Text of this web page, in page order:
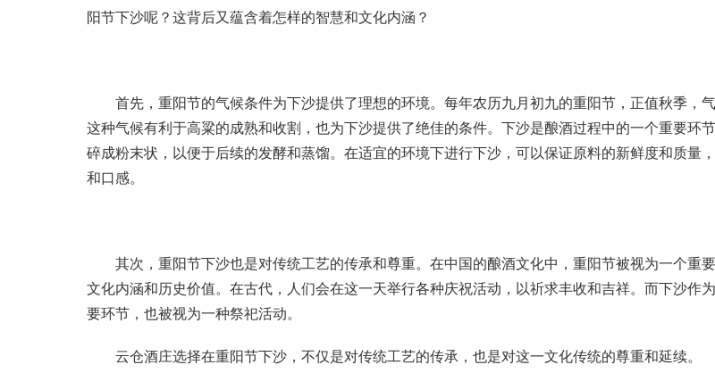
阳节下沙呢？这背后又蕴含着怎样的智慧和文化内涵？
首先，重阳节的气候条件为下沙提供了理想的环境。每年农历九月初九的重阳节，正值秋季，气
这种气候有利于高粱的成熟和收割，也为下沙提供了绝佳的条件。下沙是酿酒过程中的一个重要环
碎成粉末状，以便于后续的发酵和蒸馏。在适宜的环境下进行下沙，可以保证原料的新鲜度和质量
和口感。
其次，重阳节下沙也是对传统工艺的传承和尊重。在中国的酿酒文化中，重阳节被视为一个重
文化内涵和历史价值。在古代，人们会在这一天举行各种庆祝活动，以祈求丰收和吉祥。而下沙作
要环节，也被视为一种祭祀活动。
云仓酒庄选择在重阳节下沙，不仅是对传统工艺的传承，也是对这一文化传统的尊重和延续。